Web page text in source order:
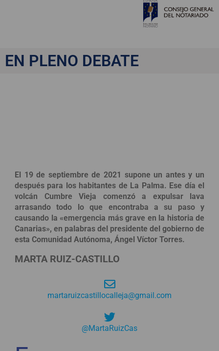
EN PLENO DEBATE
El 19 de septiembre de 2021 supone un antes y un
después para los habitantes de La Palma. Ese día el
volcán Cumbre Vieja comenzó a expulsar lava
arrasando todo lo que encontraba a su paso y
causando la «emergencia más grave en la historia de
Canarias», en palabras del presidente del gobierno de
esta Comunidad Autónoma, Ángel Víctor Torres.
MARTA RUIZ-CASTILLO
martaruizcastillocalleja@gmail.com
@MartaRuizCas